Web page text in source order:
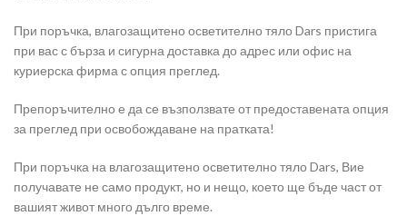
При поръчка, влагозащитено осветително тяло Dars пристига
при вас с бърза и сигурна доставка до адрес или офис на
куриерска фирма с опция преглед.
Препоръчително е да се възползвате от предоставената опция
за преглед при освобождаване на пратката!
При поръчка на влагозащитено осветително тяло Dars, Вие
получавате не само продукт, но и нещо, което ще бъде част от
вашият живот много дълго време.